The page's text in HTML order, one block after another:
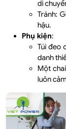
di
Tránh:
hậu.
Phụ kiện:
Túi đeo
danh
Một
luôn